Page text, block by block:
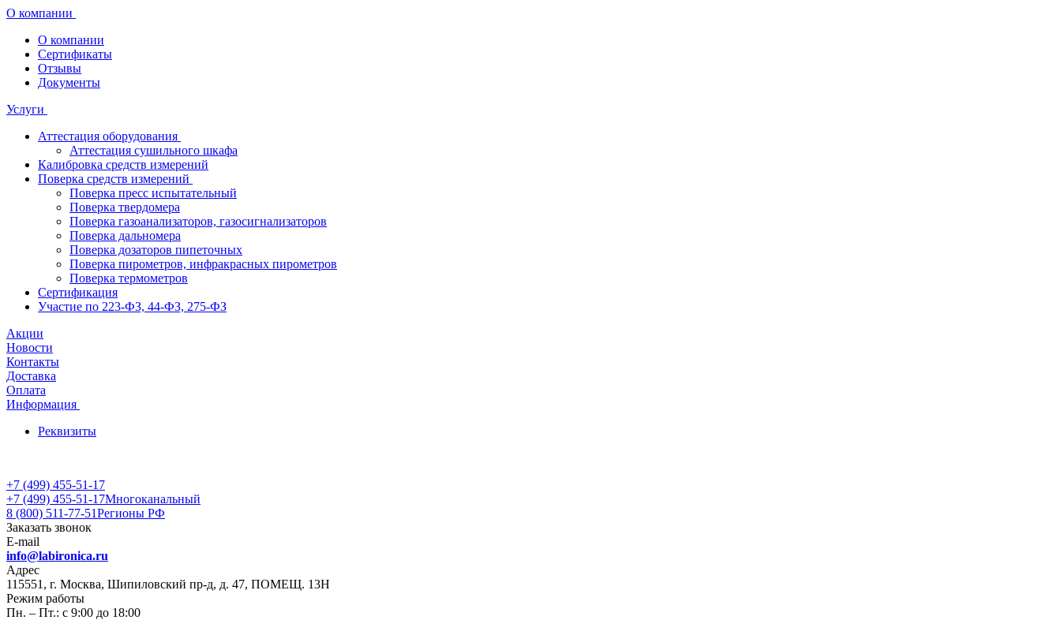
О компании
О компании
Сертификаты
Отзывы
Документы
Услуги
Аттестация оборудования
Аттестация сушильного шкафа
Калибровка средств измерений
Поверка средств измерений
Поверка пресс испытательный
Поверка твердомера
Поверка газоанализаторов, газосигнализаторов
Поверка дальномера
Поверка дозаторов пипеточных
Поверка пирометров, инфракрасных пирометров
Поверка термометров
Сертификация
Участие по 223-ФЗ, 44-ФЗ, 275-ФЗ
Акции
Новости
Контакты
Доставка
Оплата
Информация
Реквизиты
+7 (499) 455-51-17
+7 (499) 455-51-17Многоканальный
8 (800) 511-77-51Регионы РФ
Заказать звонок
E-mail
info@labironica.ru
Адрес
115551, г. Москва, Шипиловский пр-д, д. 47, ПОМЕЩ. 13Н
Режим работы
Пн. – Пт.: с 9:00 до 18:00